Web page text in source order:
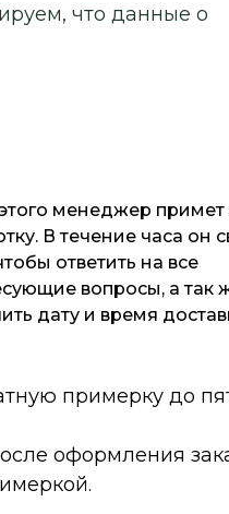
что данные о
менеджер примет
В течение часа он
ответить на все
вопросы, а так
дату и время
примерку до
оформления